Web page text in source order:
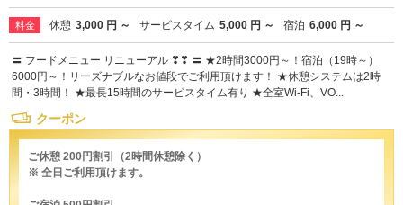
料金 休憩 3,000 円 ～ サービスタイム 5,000 円 ～ 宿泊 6,000 円 ～
〓 フードメニュー リニューアル ❣❣ 〓 ★2時間3000円～！宿泊（19時～）
6000円～！リーズナブルなお値段でご利用頂けます！ ★休憩システムは2時
間・3時間！ ★最長15時間のサービスタイム有り ★全室Wi-Fi、VO...
クーポン
ご休憩 200円割引（2時間休憩除く）
※ 全日ご利用頂けます。